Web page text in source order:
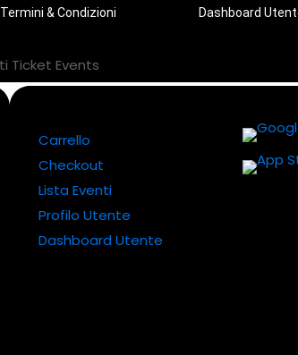
Termini & Condizioni
Dashboard
Carrello
Checkout
Lista Eventi
Profilo Utente
Dashboard Utente